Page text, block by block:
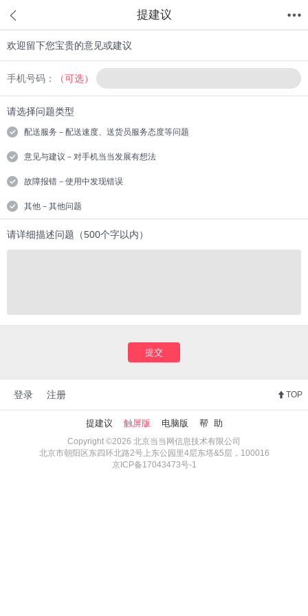
提建议
欢迎留下您宝贵的意见或建议
手机号码： （可选）
请选择问题类型
配送服务－配送速度、送货员服务态度等问题
意见与建议－对手机当当发展有想法
故障报错－使用中发现错误
其他－其他问题
请详细描述问题（500个字以内）
提交
登录 注册 TOP
提建议 触屏版 电脑版 帮 助
Copyright ©2026 北京当当网信息技术有限公司
北京市朝阳区东四环北路2号上东公园里4层东塔&5层，100016
京ICP备17043473号-1